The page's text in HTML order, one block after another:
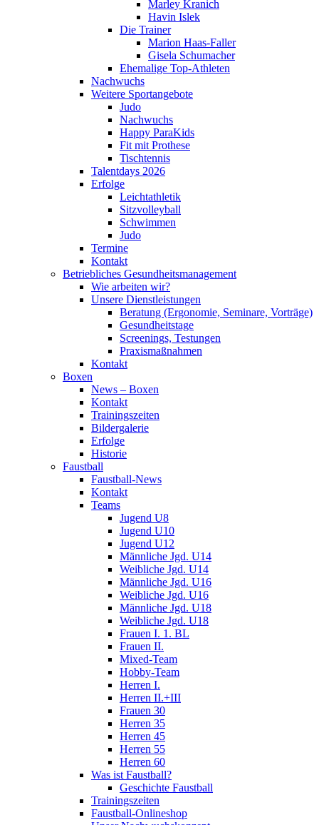
Marley Kranich
Havin Islek
Die Trainer
Marion Haas-Faller
Gisela Schumacher
Ehemalige Top-Athleten
Nachwuchs
Weitere Sportangebote
Judo
Nachwuchs
Happy ParaKids
Fit mit Prothese
Tischtennis
Talentdays 2026
Erfolge
Leichtathletik
Sitzvolleyball
Schwimmen
Judo
Termine
Kontakt
Betriebliches Gesundheits­management
Wie arbeiten wir?
Unsere Dienstleistungen
Beratung (Ergonomie, Seminare, Vorträge)
Gesundheitstage
Screenings, Testungen
Praxismaßnahmen
Kontakt
Boxen
News – Boxen
Kontakt
Trainingszeiten
Bildergalerie
Erfolge
Historie
Faustball
Faustball-News
Kontakt
Teams
Jugend U8
Jugend U10
Jugend U12
Männliche Jgd. U14
Weibliche Jgd. U14
Männliche Jgd. U16
Weibliche Jgd. U16
Männliche Jgd. U18
Weibliche Jgd. U18
Frauen I. 1. BL
Frauen II.
Mixed-Team
Hobby-Team
Herren I.
Herren II.+III
Frauen 30
Herren 35
Herren 45
Herren 55
Herren 60
Was ist Faustball?
Geschichte Faustball
Trainingszeiten
Faustball-Onlineshop